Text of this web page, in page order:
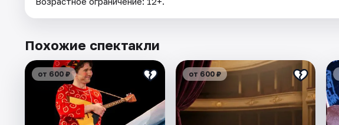
Похожие спектакли
от 600 ₽ от 600 ₽